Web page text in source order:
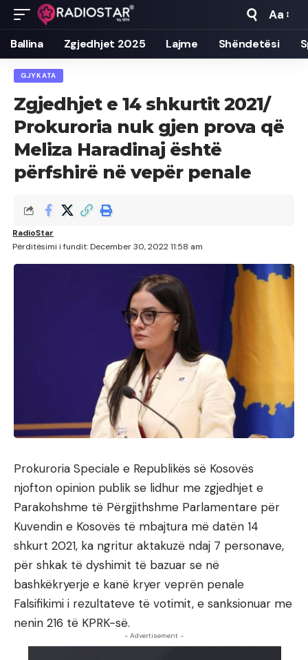
Font
Resizer
Aa
Ballina Zgjedhjet 2025 Lajme Shëndetësi
GJYKATA
Zgjedhjet e 14 shkurtit 2021/
Prokuroria nuk gjen prova që
Meliza Haradinaj është
përfshirë në vepër penale
Përditësimi i fundit: December 30, 2022 11:58 am
RadioStar
Prokuroria Speciale e Republikës së Kosovës
njofton opinion publik se lidhur me zgjedhjet e
Parakohshme të Përgjithshme Parlamentare për
Kuvendin e Kosovës të mbajtura më datën 14
shkurt 2021, ka ngritur aktakuzë ndaj 7 personave,
për shkak të dyshimit të bazuar se në
bashkëkryerje e kanë kryer veprën penale
Falsifikimi i rezultateve të votimit, e sanksionuar me
nenin 216 të KPRK-së.
- Advertisement -